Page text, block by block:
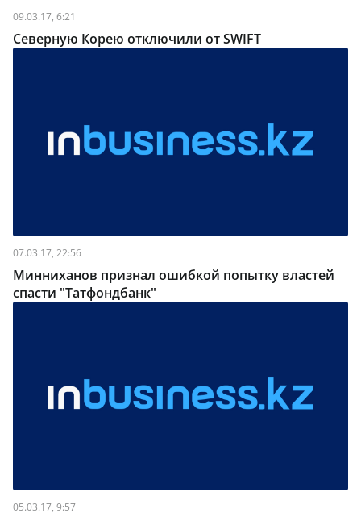
09.03.17, 6:21
Северную Корею отключили от SWIFT
07.03.17, 22:56
Минниханов признал ошибкой попытку властей
спасти "Татфондбанк"
05.03.17, 9:57